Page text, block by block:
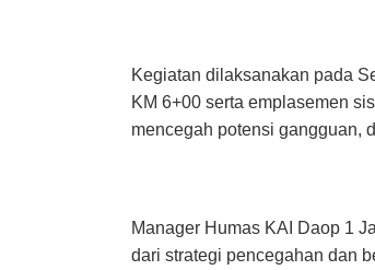
Kegiatan dilaksanakan pada
KM 6+00 serta emplasemen
mencegah potensi gangguan,
Manager Humas KAI Daop 1
dari strategi pencegahan dan